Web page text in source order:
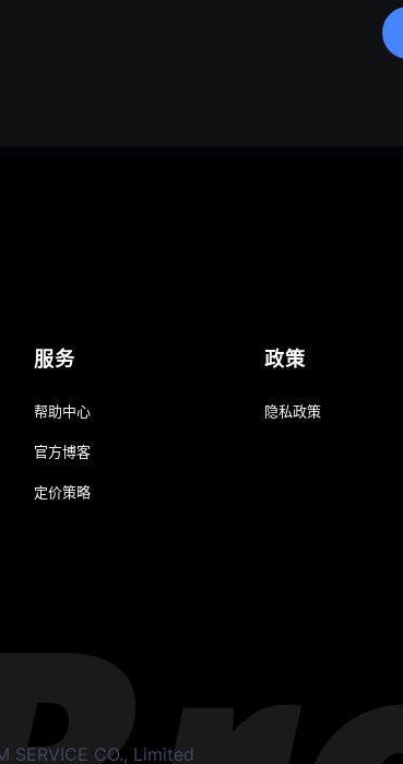
服务
帮助中心
官方博客
定价策略
政策
隐私政策
SERVICE CO., Limited